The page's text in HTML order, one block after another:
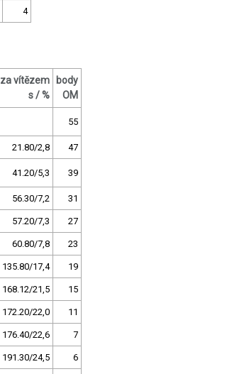
4
za vítězem
s / %
body
OM
55
21.80/2,8 47
41.20/5,3 39
56.30/7,2 31
57.20/7,3 27
60.80/7,8 23
135.80/17,4 19
168.12/21,5 15
172.20/22,0 11
176.40/22,6 7
191.30/24,5 6